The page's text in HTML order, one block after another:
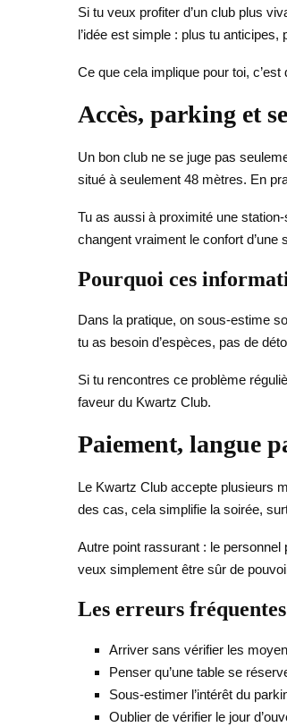
Si tu veux profiter d’un club plus
l’idée est simple : plus tu
Ce que cela implique pour toi,
Accès, parking et
Un bon club ne se juge pas
situé à seulement 48 mètres. En
Tu as aussi à proximité une
changent vraiment le confort d’une
Pourquoi ces
Dans la pratique, on sous-estime
tu as besoin d’espèces, pas de
Si tu rencontres ce problème
faveur du Kwartz Club.
Paiement, langue
Le Kwartz Club accepte plusieurs
des cas, cela simplifie la soirée,
Autre point rassurant : le
veux simplement être sûr de
Les erreurs
Arriver sans vérifier les
Penser qu’une table se
Sous-estimer l’intérêt du
Oublier de vérifier le jour